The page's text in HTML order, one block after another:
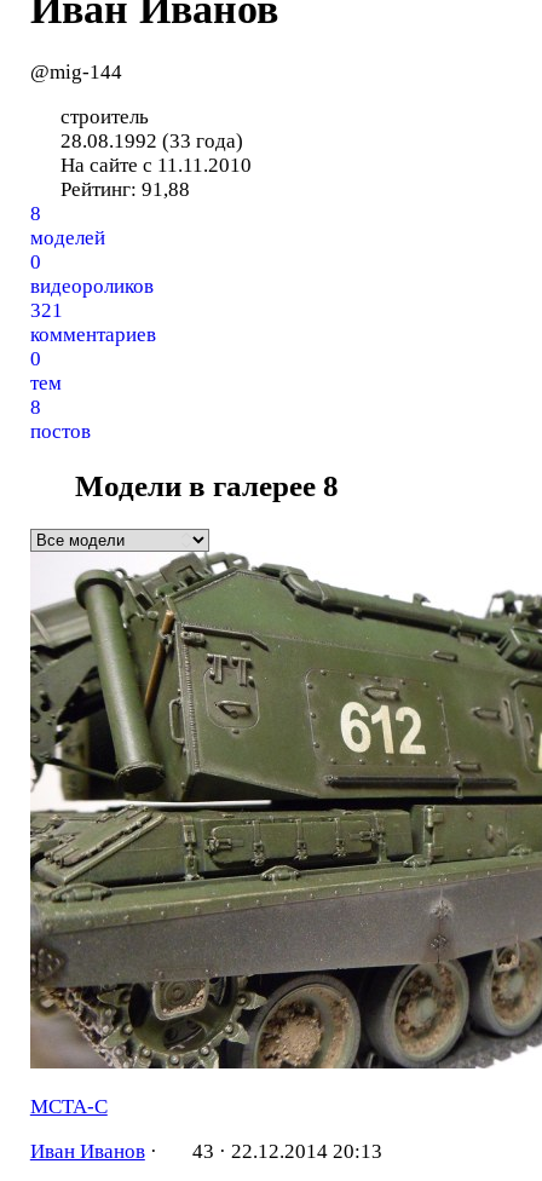
Иван Иванов
@mig-144
строитель
28.08.1992 (33 года)
На сайте с 11.11.2010
Рейтинг: 91,88
8
моделей
0
видеороликов
321
комментариев
0
тем
8
постов
Модели в галерее8
МСТА-С
Иван Иванов· 43 · 22.12.2014 20:13